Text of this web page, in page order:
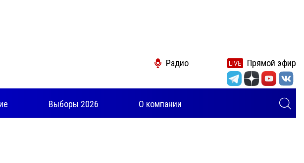
Радио Прямой эфир
Выборы 2026 О компании